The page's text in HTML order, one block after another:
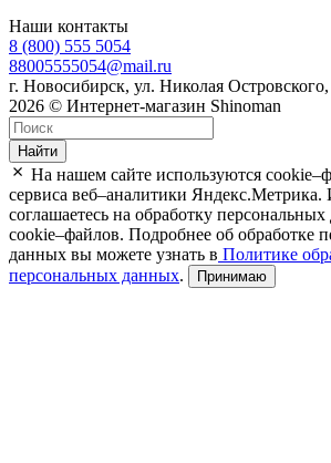
Наши контакты
8 (800) 555 5054
88005555054@mail.ru
г. Новосибирск, ул. Николая
2026 © Интернет-магазин Shinoman
Найти
На нашем сайте используются
сервиса веб–аналитики Яндекс.Метрика.
соглашаетесь на обработку
cookie–файлов. Подробнее об обработке
данных вы можете узнать в Политике
персональных данных. Принимаю